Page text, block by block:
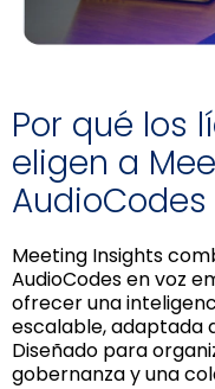
Por qué los
eligen a
AudioCodes
Meeting Insights
AudioCodes en voz
ofrecer una
escalable, adaptada
Diseñado para
gobernanza y una